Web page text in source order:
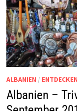
ALBANIEN / ENTDECKEN
Albanien –